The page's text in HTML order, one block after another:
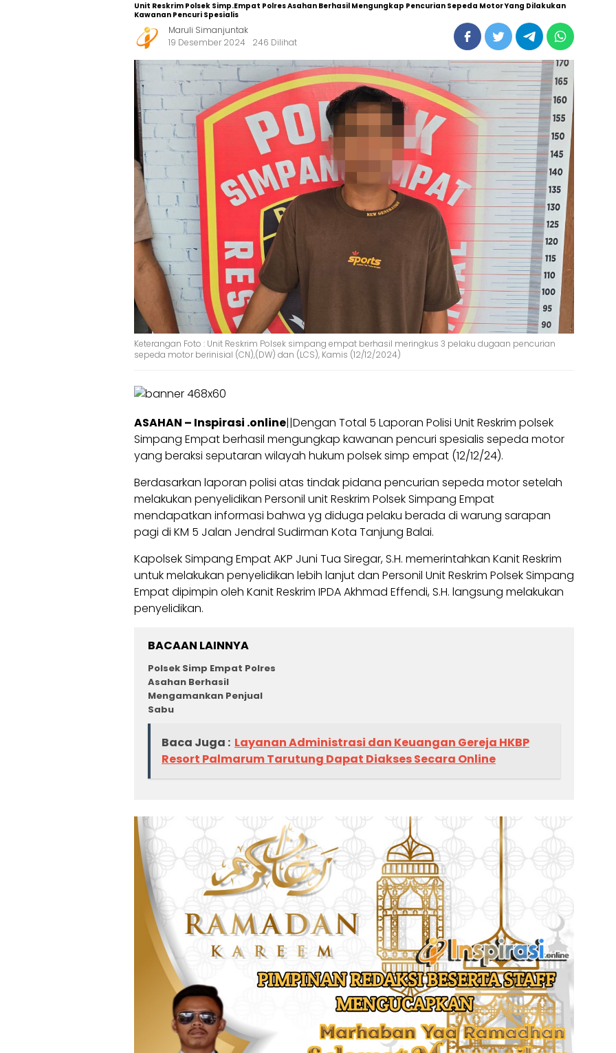
Unit Reskrim Polsek Simp.Empat Polres Asahan Berhasil Mengungkap Pencurian Sepeda Motor Yang Dilakukan
Kawanan Pencuri Spesialis
Maruli Simanjuntak
19 Desember 2024
246 Dilihat
Keterangan Foto : Unit Reskrim Polsek simpang empat berhasil meringkus 3 pelaku dugaan pencurian
sepeda motor berinisial (CN),(DW) dan (LCS), Kamis (12/12/2024)
ASAHAN – Inspirasi .online||Dengan Total 5 Laporan Polisi Unit Reskrim polsek
Simpang Empat berhasil mengungkap kawanan pencuri spesialis sepeda motor
yang beraksi seputaran wilayah hukum polsek simp empat (12/12/24).
Berdasarkan laporan polisi atas tindak pidana pencurian sepeda motor setelah
melakukan penyelidikan Personil unit Reskrim Polsek Simpang Empat
mendapatkan informasi bahwa yg diduga pelaku berada di warung sarapan
pagi di KM 5 Jalan Jendral Sudirman Kota Tanjung Balai.
Kapolsek Simpang Empat AKP Juni Tua Siregar, S.H. memerintahkan Kanit Reskrim
untuk melakukan penyelidikan lebih lanjut dan Personil Unit Reskrim Polsek Simpang
Empat dipimpin oleh Kanit Reskrim IPDA Akhmad Effendi, S.H. langsung melakukan
penyelidikan.
BACAAN LAINNYA
Polsek Simp Empat Polres
Asahan Berhasil
Mengamankan Penjual
Sabu
Baca Juga : Layanan Administrasi dan Keuangan Gereja HKBP
Resort Palmarum Tarutung Dapat Diakses Secara Online